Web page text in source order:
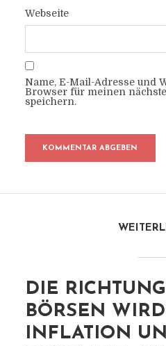
Webseite
Name, E-Mail-Adresse und
Browser für meinen
speichern.
DIE
BÖRSEN
INFLATION